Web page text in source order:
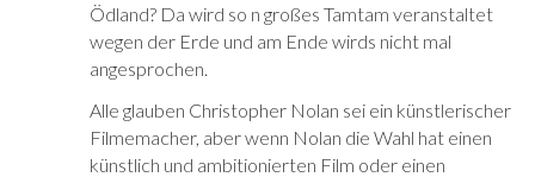
Ödland? Da wird so n großes Tamtam veranstaltet
wegen der Erde und am Ende wirds nicht mal
angesprochen.
Alle glauben Christopher Nolan sei ein künstlerischer
Filmemacher, aber wenn Nolan die Wahl hat einen
künstlich und ambitionierten Film oder einen